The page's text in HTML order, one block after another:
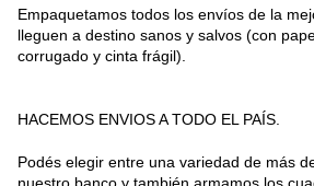
Empaquetamos todos los envíos de la
lleguen a destino sanos y salvos (con
corrugado y cinta frágil).
HACEMOS ENVIOS A TODO EL PAÍS.
Podés elegir entre una variedad de más